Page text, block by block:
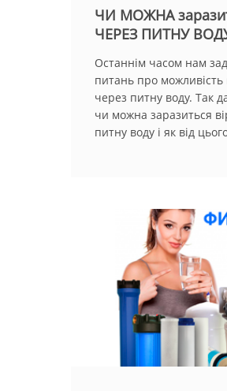
ЧИ МОЖНА
ЧЕРЕЗ ПИТНУ
Останнім часом нам
питань про
через питну воду. Так
чи можна заразиться
питну воду і як від